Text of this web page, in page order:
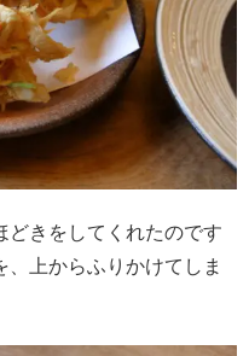
どきをしてくれたのです
上からふりかけてしま